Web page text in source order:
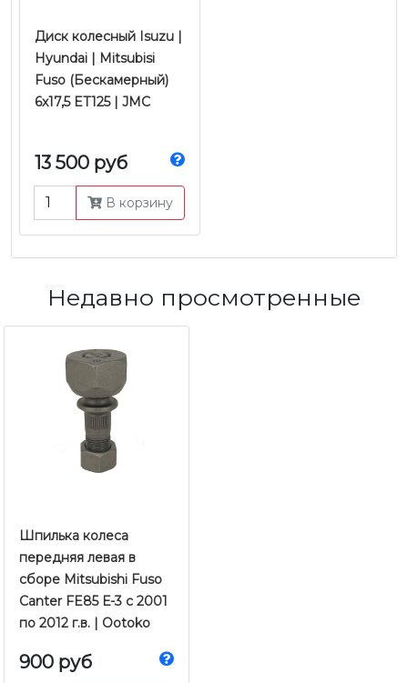
Диск колесный Isuzu |
Hyundai | Mitsubisi
Fuso (Бескамерный)
6x17,5 ET125 | JMC
13 500 руб
В корзину
Недавно просмотренные
Шпилька колеса
передняя левая в
сборе Mitsubishi Fuso
Canter FE85 Е-3 с 2001
по 2012 г.в. | Ootoko
900 руб